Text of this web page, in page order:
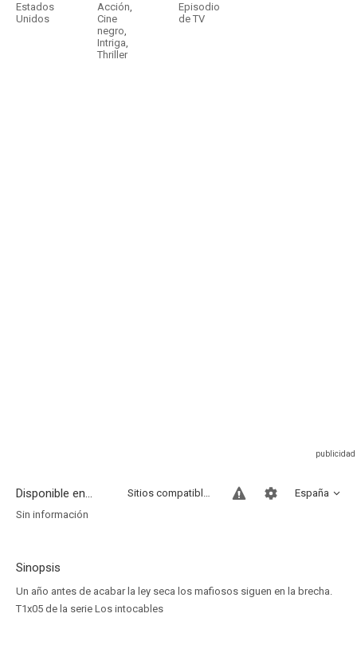
Estados
Unidos
Acción,
Cine
negro,
Intriga,
Thriller
Episodio
de TV
Disponible en... España
Sitios compatibles
Sin información
Sinopsis
Un año antes de acabar la ley seca los mafiosos siguen en la brecha.
T1x05 de la serie Los intocables